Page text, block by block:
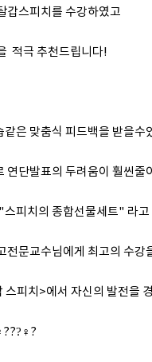
갑스피치를 수강하였고
적극 추천드립니다!
은 맞춤식 피드백을 받을수
연단발표의 두려움이 훨씬줄
피치의 종합선물세트" 라고
전문교수님에게 최고의 수강
스피치>에서 자신의 발전을